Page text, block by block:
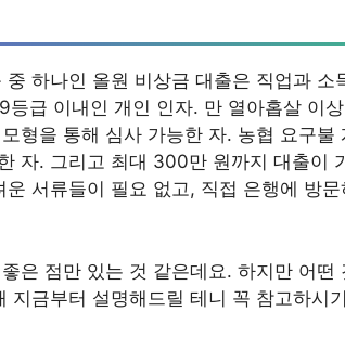
중 하나인 올원 비상금 대출은 직업과 소
등급 이내인 개인 인자. 만 열아홉살 이
형을 통해 심사 가능한 자. 농협 요구불
자. 그리고 최대 300만 원까지 대출이
운 서류들이 필요 없고, 직접 은행에 방
은 점만 있는 것 같은데요. 하지만 어떤
지금부터 설명해드릴 테니 꼭 참고하시